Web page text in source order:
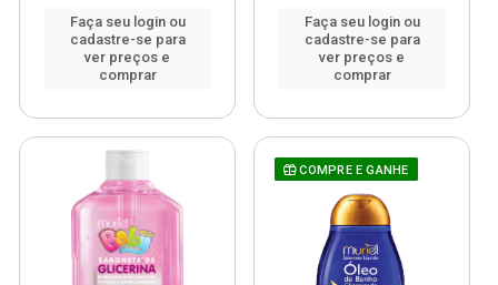
Faça seu login ou
cadastre-se para
ver preços e
comprar
Faça seu login ou
cadastre-se para
ver preços e
comprar
COMPRE E GANHE